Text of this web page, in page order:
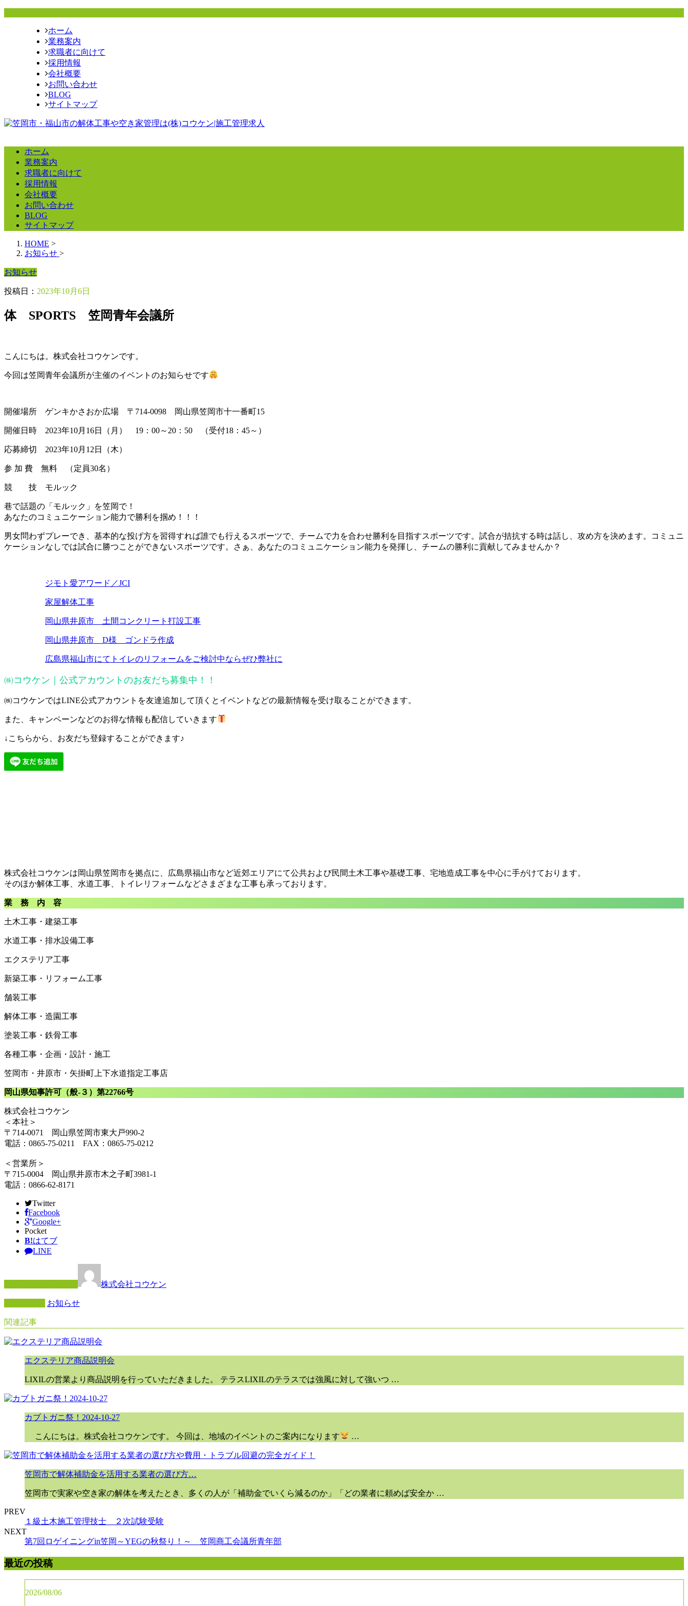
ホーム
業務案内
求職者に向けて
採用情報
会社概要
お問い合わせ
BLOG
サイトマップ
ホーム
業務案内
求職者に向けて
採用情報
会社概要
お問い合わせ
BLOG
サイトマップ
HOME >
お知らせ >
お知らせ
投稿日： 2023年10月6日
体 SPORTS 笠岡青年会議所
こんにちは。株式会社コウケンです。
今回は笠岡青年会議所が主催のイベントのお知らせです
開催場所 ゲンキかさおか広場 〒714-0098 岡山県笠岡市十一番町15
開催日時 2023年10月16日（月） 19：00～20：50 （受付18：45～）
応募締切 2023年10月12日（木）
参 加 費 無料 （定員30名）
競 技 モルック
巷で話題の「モルック」を笠岡で！
あなたのコミュニケーション能力で勝利を掴め！！！
男女問わずプレーでき、基本的な投げ方を習得すれば誰でも行えるスポーツで、チームで力を合わせ勝利を目指すスポーツです。試合が拮抗する時は話し、攻め方を決めます。コミュニ
ケーションなしでは試合に勝つことができないスポーツです。さぁ、あなたのコミュニケーション能力を発揮し、チームの勝利に貢献してみませんか？
ジモト愛アワード／JCI
家屋解体工事
岡山県井原市 土間コンクリート打設工事
岡山県井原市 D様 ゴンドラ作成
広島県福山市にてトイレのリフォームをご検討中ならぜひ弊社に
㈱コウケン｜公式アカウントのお友だち募集中！！
㈱コウケンではLINE公式アカウントを友達追加して頂くとイベントなどの最新情報を受け取ることができます。
また、キャンペーンなどのお得な情報も配信していきます
↓こちらから、お友だち登録することができます♪
株式会社コウケンは岡山県笠岡市を拠点に、広島県福山市など近郊エリアにて公共および民間土木工事や基礎工事、宅地造成工事を中心に手がけております。
そのほか解体工事、水道工事、トイレリフォームなどさまざまな工事も承っております。
業 務 内 容
土木工事・建築工事
水道工事・排水設備工事
エクステリア工事
新築工事・リフォーム工事
舗装工事
解体工事・造園工事
塗装工事・鉄骨工事
各種工事・企画・設計・施工
笠岡市・井原市・矢掛町上下水道指定工事店
岡山県知事許可（般-３）第22766号
株式会社コウケン
＜本社＞
〒714-0071 岡山県笠岡市東大戸990-2
電話：0865-75-0211 FAX：0865-75-0212
＜営業所＞
〒715-0004 岡山県井原市木之子町3981-1
電話：0866-62-8171
Twitter
Facebook
Google+
Pocket
B!はてブ
LINE
株式会社コウケン
お知らせ
関連記事
エクステリア商品説明会
LIXILの営業より商品説明を行っていただきました。 テラスLIXILのテラスでは強風に対して強いつ …
カブトガニ祭！2024-10-27
こんにちは。株式会社コウケンです。 今回は、地域のイベントのご案内になります …
笠岡市で解体補助金を活用する業者の選び方…
笠岡市で実家や空き家の解体を考えたとき、多くの人が「補助金でいくら減るのか」「どの業者に頼めば安全か …
PREV
１級土木施工管理技士 ２次試験受験
NEXT
第7回ロゲイニングin笠岡～YEGの秋祭り！～ 笠岡商工会議所青年部
最近の投稿
2026/08/06